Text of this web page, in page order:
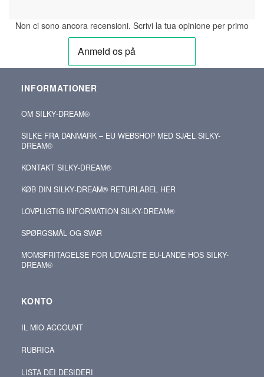
Non ci sono ancora recensioni. Scrivi la tua opinione per primo
INFORMATIONER
OM SILKY‑DREAM®
SILKE FRA DANMARK – EU WEBSHOP MED SJÆL SILKY-
DREAM®
KONTAKT SILKY‑DREAM®
KØB DIN SILKY‑DREAM® RETURLABEL HER
LOVPLIGTIG INFORMATION SILKY-DREAM®
SPØRGSMÅL OG SVAR
MOMSFRITAGELSE FOR UDVALGTE EU-LANDE HOS SILKY-
DREAM®
KONTO
IL MIO ACCOUNT
RUBRICA
LISTA DEI DESIDERI